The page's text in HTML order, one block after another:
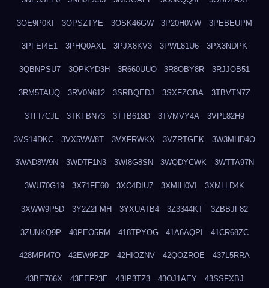
3OE9P0KI 3OPSZTYE 3OSK46GW 3P20H0VW 3PEBEUPM
3PFEI4E1 3PHQ0AXL 3PJX8KV3 3PWL81U6 3PX3NDPK
3QBNPSU7 3QPKYD3H 3R660UUO 3R8OBY8R 3RJJOB51
3RM5TAUQ 3RV0N612 3SRBQEDJ 3SXFZOBA 3TBVTN7Z
3TFI7CJL 3TKFBN73 3TTB618D 3TVMVY4A 3VPL82H9
3VS14DKC 3VX5WW8T 3VXFRWKX 3VZRTGEK 3W3MHD4O
3WAD8W9N 3WDTF1N3 3WI8G8SN 3WQDYCWK 3WTTA97N
3WU70G19 3X71FE60 3XC4DIU7 3XMIH0VI 3XMLLD4K
3XWW9P5D 3Y2Z2FMH 3YXUATB4 3Z3344KT 3ZBBJF82
3ZUNKQ9P 40PEO5RM 418TPYOG 41A6AQPI 41CR68ZC
428MPM7O 42EW9PZP 42HIOZNV 42QOZROE 437L5RRA
43BE766X 43EEF23E 43IP3TZ3 43OJ1AEY 43SSFXBJ